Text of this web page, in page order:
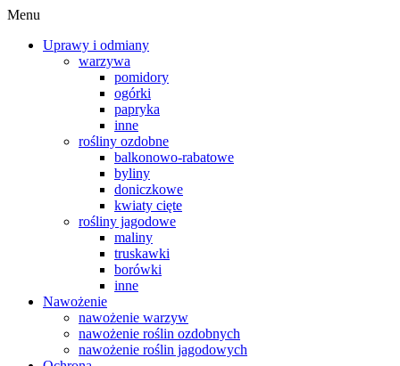
Menu
Uprawy i odmiany
warzywa
pomidory
ogórki
papryka
inne
rośliny ozdobne
balkonowo-rabatowe
byliny
doniczkowe
kwiaty cięte
rośliny jagodowe
maliny
truskawki
borówki
inne
Nawożenie
nawożenie warzyw
nawożenie roślin ozdobnych
nawożenie roślin jagodowych